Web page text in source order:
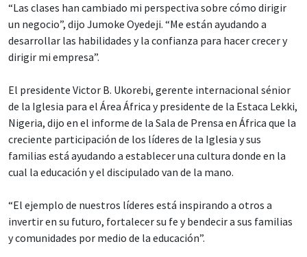
“Las clases han cambiado mi perspectiva sobre cómo dirigir
un negocio”, dijo Jumoke Oyedeji. “Me están ayudando a
desarrollar las habilidades y la confianza para hacer crecer y
dirigir mi empresa”.
El presidente Victor B. Ukorebi, gerente internacional sénior
de la Iglesia para el Área África y presidente de la Estaca Lekki,
Nigeria, dijo en el informe de la Sala de Prensa en África que la
creciente participación de los líderes de la Iglesia y sus
familias está ayudando a establecer una cultura donde en la
cual la educación y el discipulado van de la mano.
“El ejemplo de nuestros líderes está inspirando a otros a
invertir en su futuro, fortalecer su fe y bendecir a sus familias
y comunidades por medio de la educación”.